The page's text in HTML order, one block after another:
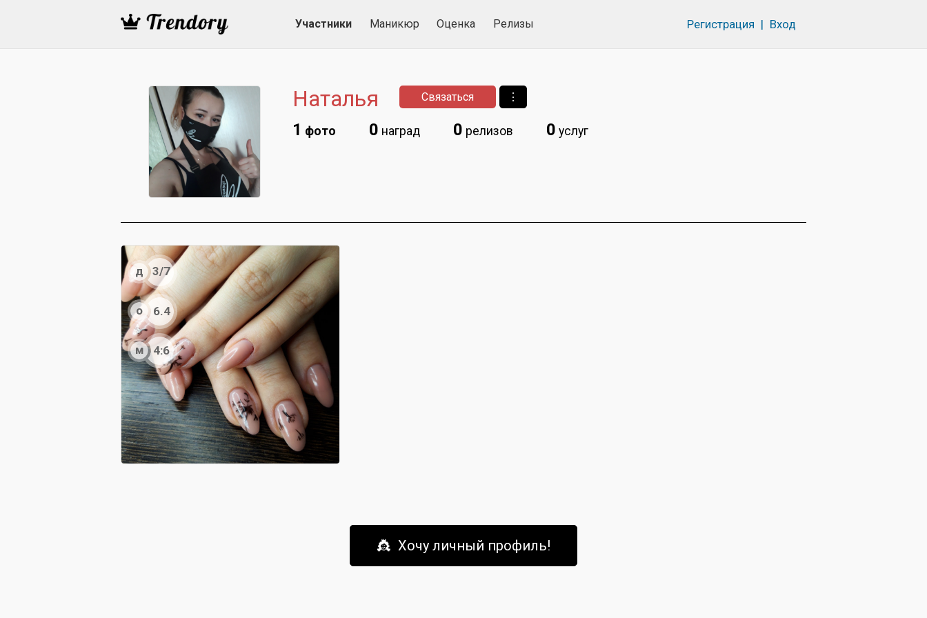
Участники Маникюр Оценка Релизы Регистрация | Вход
Наталья Связаться ⋮
1 фото 0 наград 0 релизов 0 услуг
д 3/7
о 6.4
м 4:6
👸 Хочу личный профиль!